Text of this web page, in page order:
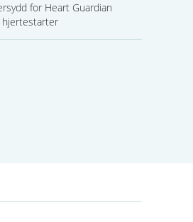
for Heart Guardian
hjertestarter